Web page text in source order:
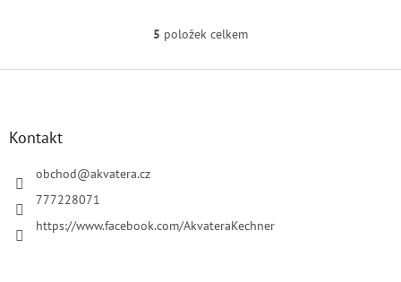
O
l
k
5 položek celkem
Z
Kontakt
obchod@akvatera.cz
777228071
https://www.facebook.com/AkvateraKechner